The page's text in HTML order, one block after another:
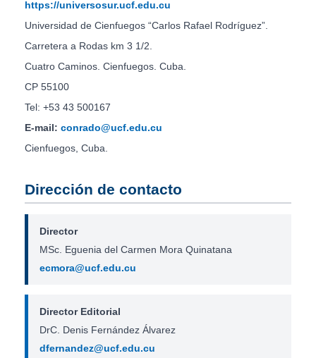
https://universosur.ucf.edu.cu
Universidad de Cienfuegos “Carlos Rafael Rodríguez”.
Carretera a Rodas km 3 1/2.
Cuatro Caminos. Cienfuegos. Cuba.
CP 55100
Tel: +53 43 500167
E-mail: conrado@ucf.edu.cu
Cienfuegos, Cuba.
Dirección de contacto
Director
MSc. Eguenia del Carmen Mora Quinatana
ecmora@ucf.edu.cu
Director Editorial
DrC. Denis Fernández Álvarez
dfernandez@ucf.edu.cu